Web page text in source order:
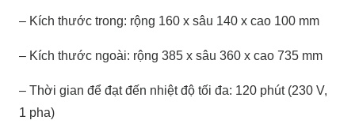
– Kích thước trong: rộng 160 x sâu 140 x cao 100 mm
– Kích thước ngoài: rộng 385 x sâu 360 x cao 735 mm
– Thời gian để đạt đến nhiệt độ tối đa: 120 phút (230 V,
1 pha)